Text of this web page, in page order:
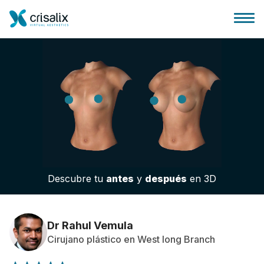
Página de inicio
Plataforma 3D de negocio
Planes y Precios
Reseñas de pacientes
Descubre tu antes y después en 3D
Dr Rahul Vemula
Cirujano plástico en West long Branch